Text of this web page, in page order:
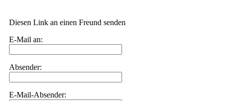
Diesen Link an einen Freund senden
E-Mail an:
Absender:
E-Mail-Absender: